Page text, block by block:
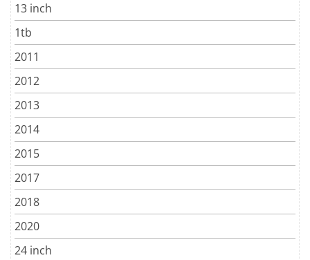
13 inch
1tb
2011
2012
2013
2014
2015
2017
2018
2020
24 inch